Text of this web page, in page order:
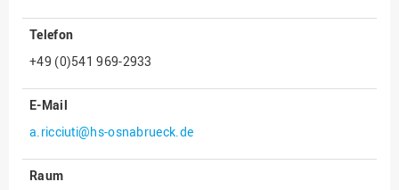
Gleichstellungsbüro
Hochschulleitung
Hochschulplanung/-
strategie
Innenrevision
Institut für Musik
Telefon
+49 (0)541 969-2933
E-Mail
a.ricciuti@hs-osnabrueck.de
Raum